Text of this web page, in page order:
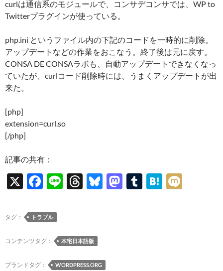
curlは通信系のモジュールで、コンサデコンサでは、WP to
Twitterプラグインが使っている。
php.ini というファイル内の下記のコードを一時的に削除。
アップデートなどの作業をおこなう。終了後は元に戻す。
CONSA DE CONSAラボも、自動アップデートできなくなっ
ていたが、curlコード削除時には、うまくアップデートが出
来た。
[php]
extension=curl.so
[/php]
記事の共有：
X
F
e
b
o
o
Li
T
ds
Bl M T
H
タグ： トラブル
コンテンツタグ： 本宅日本語版
ブランドタグ： WORDPRESS.ORG